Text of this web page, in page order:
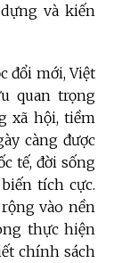
và kiến
đổi mới, Việt
quan trọng
xã hội, tiềm
càng được
tế, đời sống
tích cực.
vào nền
thực hiện
chính sách